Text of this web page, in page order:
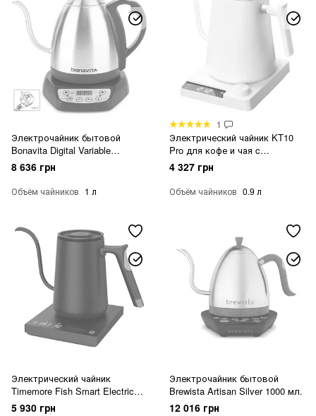
Электрочайник бытовой
Bonavita Digital Variable
Temperature Gooseneck Kettle
1л
8 636 грн
Объём чайников 1 л
1
Электрический чайник KT10
Pro для кофе и чая c
регулировкой температуры
Белый
4 327 грн
Объём чайников 0.9 л
Электрический чайник
Timemore Fish Smart Electric
Pour Over Kettle 600 мл
5 930 грн
Электрочайник бытовой
Brewista Artisan Silver 1000 мл.
12 016 грн